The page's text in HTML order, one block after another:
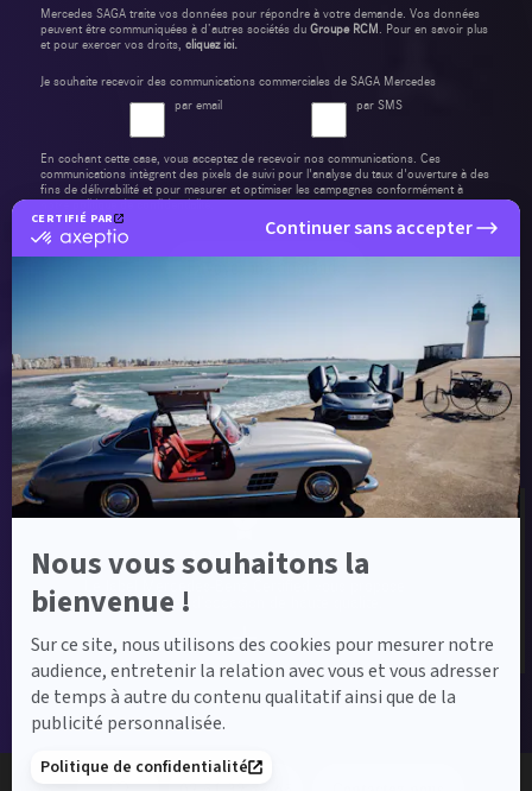
CERTIFIÉ PAR
certifié
sur
Axeptio
Continuer sans accepter
Nous vous souhaitons la
bienvenue !
Sur ce site, nous utilisons des cookies pour mesurer notre
audience, entretenir la relation avec vous et vous adresser
de temps à autre du contenu qualitatif ainsi que de la
publicité personnalisée.
Politique de confidentialité
Mercedes SAGA traite vos données pour répondre à votre demande. Vos données
peuvent être communiquées à d’autres sociétés du Groupe RCM . Pour en savoir plus
et pour exercer vos droits, cliquez ici.
Je souhaite recevoir des communications commerciales de SAGA Mercedes
par email
par SMS
En cochant cette case, vous acceptez de recevoir nos communications. Ces
communications intègrent des pixels de suivi pour l'analyse du taux d'ouverture à des
fins de délivrabilité et pour mesurer et optimiser les campagnes conformément à
notrepolitique de confidentialité.
Label Certified et Garanties
Label Certified
des voitures d’occasion de haute qualité.